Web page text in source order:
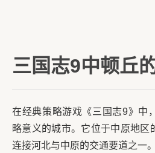
三国志9中顿丘
在经典策略游戏《三国志9》中
略意义的城市。它位于中原地区
连接河北与中原的交通要道之一。